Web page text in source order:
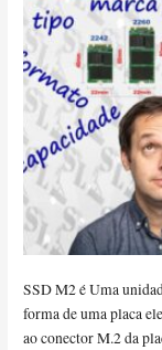
SSD M2 é Uma
forma de uma placa
ao conector M.2 da